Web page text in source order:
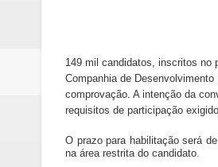
149 mil candidatos, inscritos no
Companhia de
comprovação. A intenção da
requisitos de participação
O prazo para habilitação será
na área restrita do candidato.